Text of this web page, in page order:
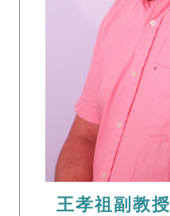
王孝祖副教授